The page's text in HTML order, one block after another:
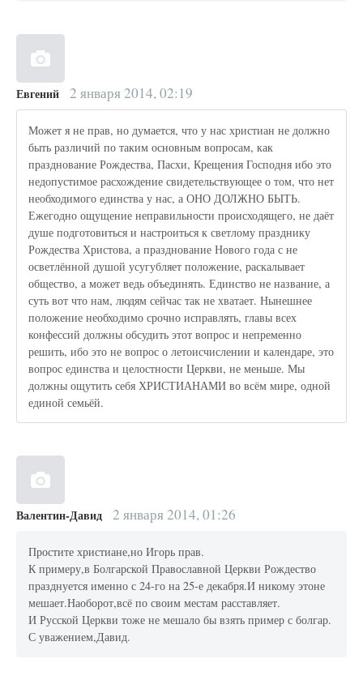
Евгений 2 января 2014, 02:19
Может я не прав, но думается, что у нас христиан не должно
быть различий по таким основным вопросам, как
празднование Рождества, Пасхи, Крещения Господня ибо это
недопустимое расхождение свидетельствующее о том, что нет
необходимого единства у нас, а ОНО ДОЛЖНО БЫТЬ.
Ежегодно ощущение неправильности происходящего, не даёт
душе подготовиться и настроиться к светлому празднику
Рождества Христова, а празднование Нового года с не
осветлённой душой усугубляет положение, раскалывает
общество, а может ведь объединять. Единство не название, а
суть вот что нам, людям сейчас так не хватает. Нынешнее
положение необходимо срочно исправлять, главы всех
конфессий должны обсудить этот вопрос и непременно
решить, ибо это не вопрос о летоисчислении и календаре, это
вопрос единства и целостности Церкви, не меньше. Мы
должны ощутить себя ХРИСТИАНАМИ во всём мире, одной
единой семьёй.
Валентин-Давид 2 января 2014, 01:26
Простите христиане,но Игорь прав.
К примеру,в Болгарской Православной Церкви Рождество
празднуется именно с 24-го на 25-е декабря.И никому этоне
мешает.Наоборот,всё по своим местам расставляет.
И Русской Церкви тоже не мешало бы взять пример с болгар.
С уважением,Давид.